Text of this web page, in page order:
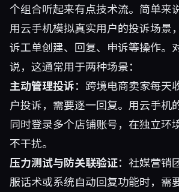
个组合听起来有点技术流。简单来
用云手机模拟真实用户的投诉场景
诉工单创建、回复、申诉等操作。
说，这通常用于两种场景：
主动管理投诉：跨境电商卖家每天
户投诉，需要逐一回复。用云手机
同时登录多个店铺账号，在独立环
不干扰。
压力测试与防关联验证：社媒营销
服话术或系统自动回复功能时，需